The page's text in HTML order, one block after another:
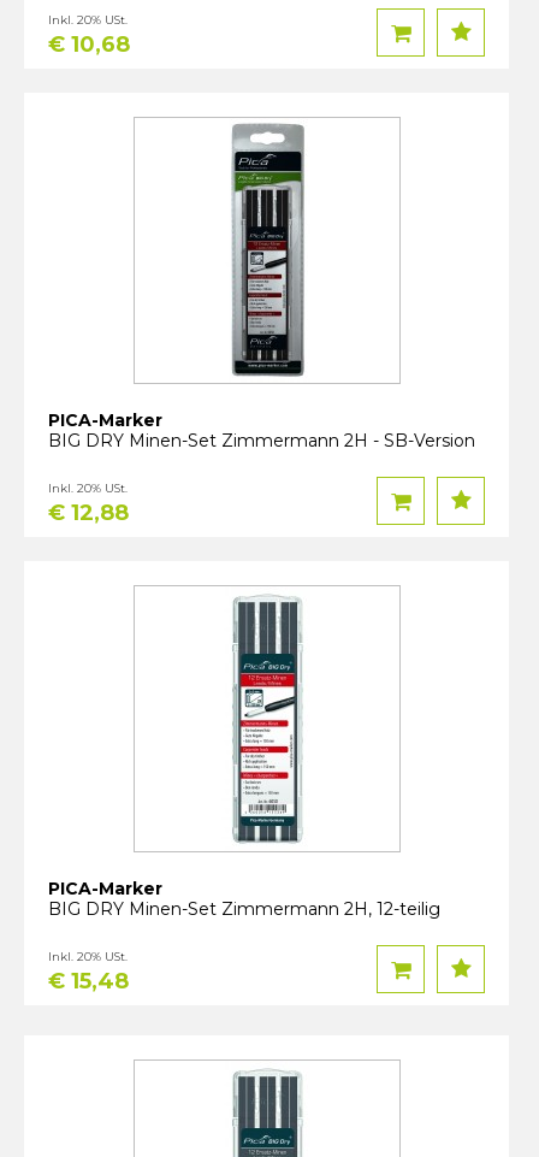
€ 10,68
Inkl. 20% USt.
PICA-Marker
BIG DRY Minen-Set Zimmermann 2H - SB-Version
€ 12,88
Inkl. 20% USt.
PICA-Marker
BIG DRY Minen-Set Zimmermann 2H, 12-teilig
€ 15,48
Inkl. 20% USt.